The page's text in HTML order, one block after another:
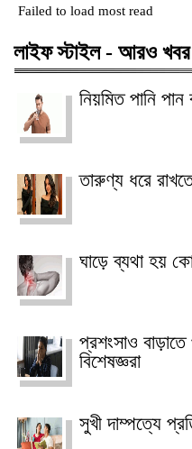
Failed to load most read
লাইফ স্টাইল - আরও খবর
নিয়মিত পানি
তারুণ্য ধরে
ঘাড়ে ব্যথা হয়
প্রশংসাও
বিশেষজ্ঞরা
সুখী দাম্পত্যে